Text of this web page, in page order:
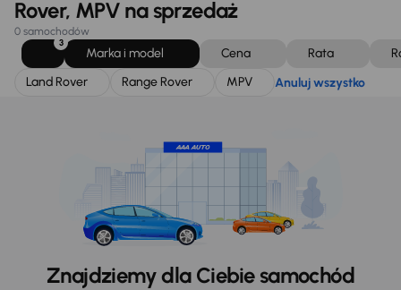
Rover, MPV na sprzedaż
0 samochodów
3
Marka i model Cena Rata
Land Rover
Range Rover MPV Anuluj wszystko
Znajdziemy dla Ciebie samochód